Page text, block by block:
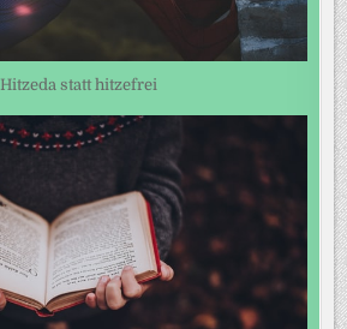
Hitzeda statt hitzefrei